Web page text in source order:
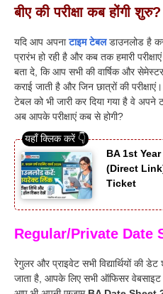
बीए की परीक्षा कब होंगी शुरु?
यदि आप अपनाटाइम टेबल डाउनलोड है
प्रारंभ हो रही है और कब तक हमारी
बता दे, कि आप सभी की वार्षिक और
कराई जाती है और जिन छात्रों की
टेबल को भी जारी कर दिया गया है वे
अब आपके परीक्षाएं कब से होगी?
BA 1st
(Direct
Ticket
Regular/Private Date
रेगुलर और प्राइवेट सभी विद्यार्थियों की
जाता है, आपके लिए सभी ऑफिसर वेबसाइट